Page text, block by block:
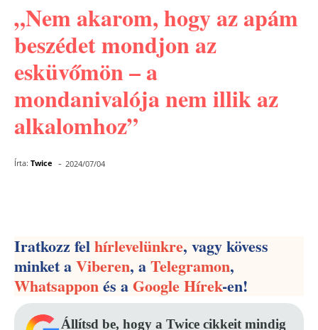
„Nem akarom, hogy az apám
beszédet mondjon az
esküvőmön – a
mondanivalója nem illik az
alkalomhoz”
Írta: Twice - 2024/07/04
Iratkozz felhírlevelünkre, vagy kövess
minket aViberen, aTelegramon,
Whatsapponés aGoogle Hírek-en!
Állítsd be, hogy a Twice cikkeit mindig